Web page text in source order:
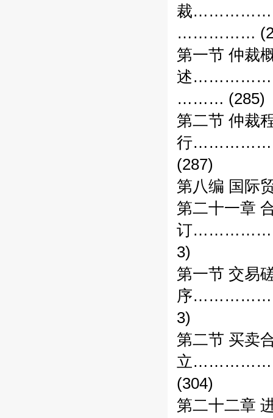
裁
……………
第一节 仲裁
述
……… (285)
第二节 仲裁
行
(287)
第八编 国际
第二十一章
订
3)
第一节 交易
序
3)
第二节 买卖
立
(304)
第二十二章